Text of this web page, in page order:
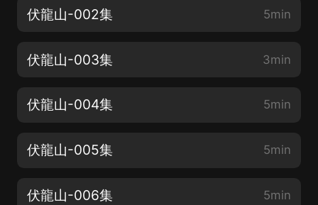
伏龍山-002集 5min
伏龍山-003集 3min
伏龍山-004集 5min
伏龍山-005集 5min
伏龍山-006集 5min